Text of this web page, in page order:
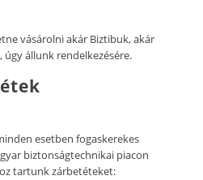
vásárolni akár Biztibuk, akár
állunk rendelkezésére.
esetben fogaskerekes
biztonságtechnikai piacon
tartunk zárbetéteket: